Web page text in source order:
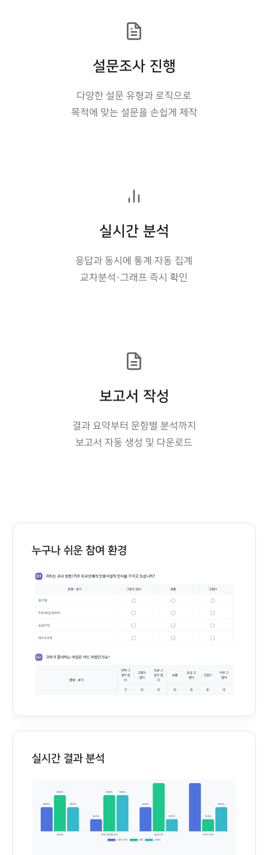
설문조사 진행
다양한 설문 유형과 로직으로
목적에 맞는 설문을 손쉽게 제작
실시간 분석
응답과 동시에 통계 자동 집계
교차분석·그래프 즉시 확인
보고서 작성
결과 요약부터 문항별 분석까지
보고서 자동 생성 및 다운로드
누구나 쉬운 참여 환경
실시간 결과 분석